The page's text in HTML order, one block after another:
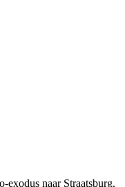
exodus naar Straatsburg.